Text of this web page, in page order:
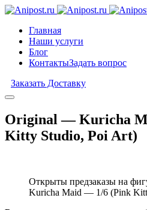
Главная
Наши услуги
Блог
КонтактыЗадать вопрос
Заказать Доставку
Original — Kuricha
Kitty Studio, Poi Art)
Открыты предзаказы на
Kuricha Maid — 1/6 (Pink